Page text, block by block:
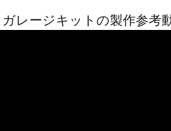
ガレージキットの製作参考